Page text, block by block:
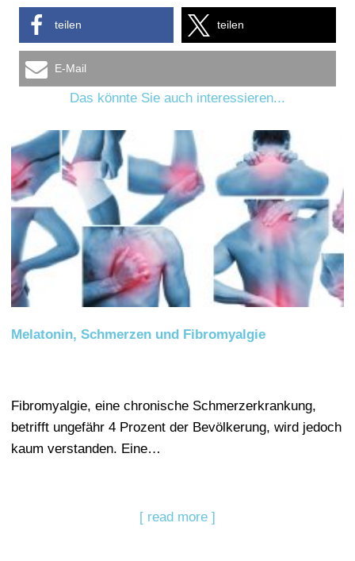
teilen teilen
E-Mail
Das könnte Sie auch interessieren...
Melatonin, Schmerzen und Fibromyalgie
Fibromyalgie, eine chronische Schmerzerkrankung,
betrifft ungefähr 4 Prozent der Bevölkerung, wird jedoch
kaum verstanden. Eine…
[ read more ]